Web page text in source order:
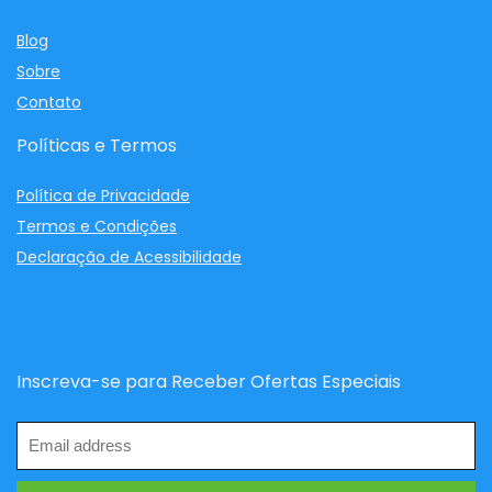
Blog
Sobre
Contato
Políticas e Termos
Política de Privacidade
Termos e Condições
Declaração de Acessibilidade
Inscreva-se para Receber Ofertas Especiais